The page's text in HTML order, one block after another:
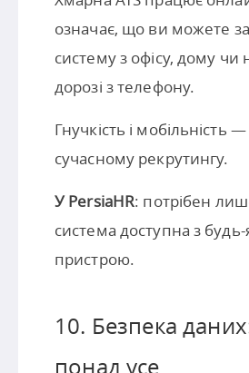
означає, що ви можете
систему з офісу, дому чи
дорозі з телефону.
Гнучкість і мобільність
сучасному рекрутингу.
У PersiaHR: потрібен
система доступна з будь-
пристрою.
10. Безпека
понад усе